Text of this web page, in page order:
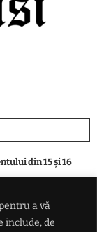
a vă
include, de
din 15 și 16
toată creșterea
de miliarde de